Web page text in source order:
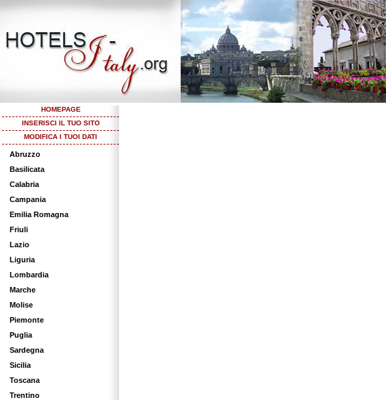
HOMEPAGE
INSERISCI IL TUO SITO
MODIFICA I TUOI DATI
Abruzzo
Basilicata
Calabria
Campania
Emilia Romagna
Friuli
Lazio
Liguria
Lombardia
Marche
Molise
Piemonte
Puglia
Sardegna
Sicilia
Toscana
Trentino